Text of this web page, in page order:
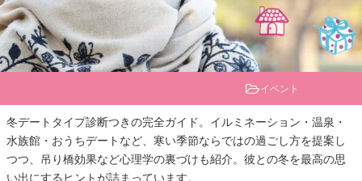
イベント
冬デートタイプ診断つきの完全ガイド。イルミネーション・温泉・
水族館・おうちデートなど、寒い季節ならではの過ごし方を提案し
つつ、吊り橋効果など心理学の裏づけも紹介。彼との冬を最高の思
い出にするヒントが詰まっています。